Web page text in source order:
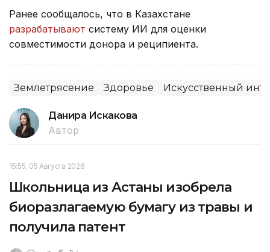
Ранее сообщалось, что в Казахстане
разрабатывают систему ИИ для оценки
совместимости донора и реципиента.
Землетрясение Здоровье Искусственный
Данира Искакова
Автор
15:55, 05 Августа 2026
Школьница из Астаны изобрела
биоразлагаемую бумагу из травы и
получила патент